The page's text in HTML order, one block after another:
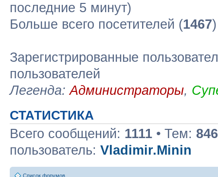
последние 5 минут)
Больше всего посетителей (1467
Зарегистрированные
пользователей
Легенда:Администраторы,
СТАТИСТИКА
Всего сообщений: 1111 • Тем: 846
пользователь: Vladimir.Minin
Список форумов